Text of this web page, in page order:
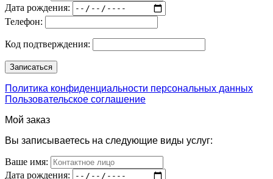
Дата рождения:
Телефон:
Код подтверждения:
Политика конфиденциальности персональных данных
Пользовательское соглашение
Мой заказ
Вы записываетесь на следующие виды услуг:
Ваше имя:
Дата рождения: